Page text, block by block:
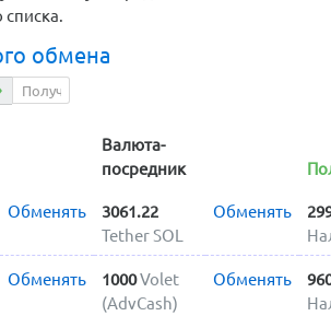
списка.
обмена
Валюта-
посредник
Обменять
3061.22
Tether SOL
Обменять
Обменять 1000Volet
(AdvCash)
Обменять